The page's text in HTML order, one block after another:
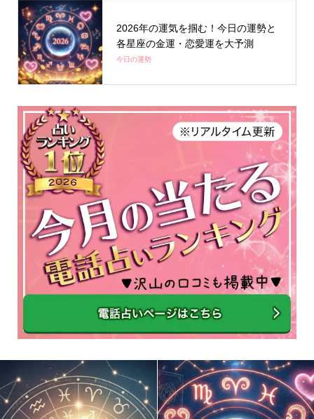
2026年の運気を掴む！今日の運勢と
各星座の金運・恋愛運を大予測
今日の運勢